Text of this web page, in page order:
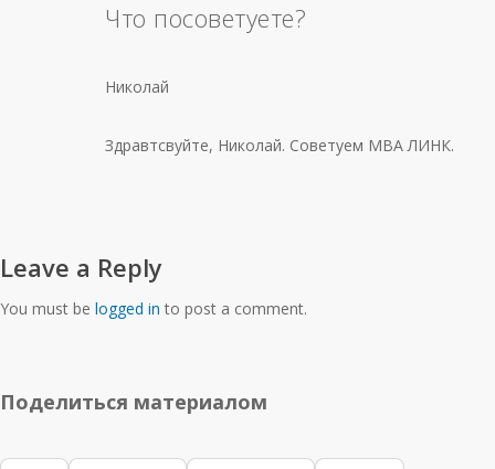
Что посоветуете?
Николай
Здравтсвуйте, Николай. Советуем МВА ЛИНК.
Leave a Reply
You must be logged in to post a comment.
Поделиться материалом